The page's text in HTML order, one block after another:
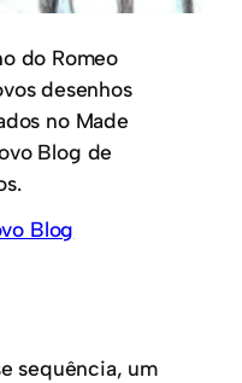
do Romeo
desenhos
no Made
Blog de
Blog
sequência, um